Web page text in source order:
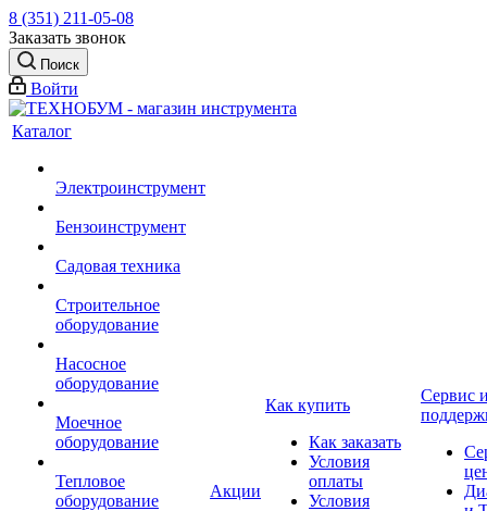
8 (351) 211-05-08
Заказать звонок
Поиск
Войти
Каталог
Электроинструмент
Бензоинструмент
Садовая техника
Строительное
оборудование
Насосное
оборудование
Моечное
оборудование
Тепловое
оборудование
Акции
Как купить
Как заказать
Условия
оплаты
Условия
Сервис